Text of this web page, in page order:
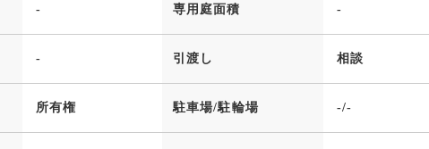
- 専用庭面積 -
- 引渡し 相談
所有権 駐車場/駐輪場 -/-